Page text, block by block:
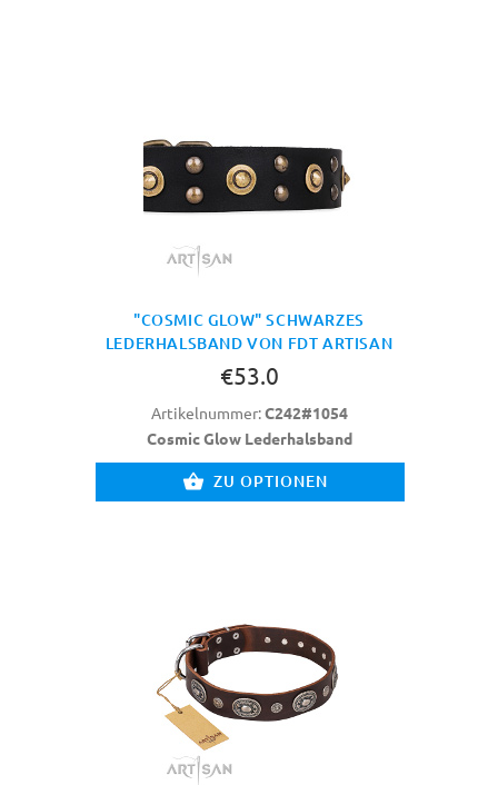
"COSMIC GLOW" SCHWARZES
LEDERHALSBAND VON FDT ARTISAN
€53.0
Artikelnummer:C242#1054
Cosmic Glow Lederhalsband
ZU OPTIONEN